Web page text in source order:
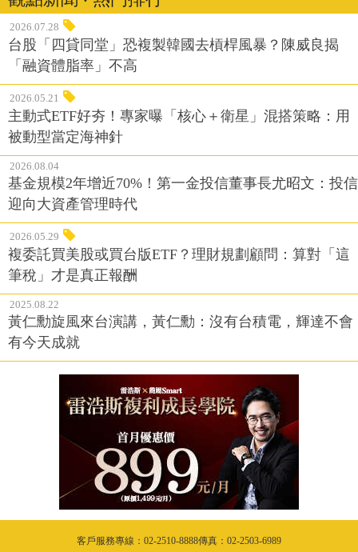
2026.07.28
台股「四貸同堂」恐複製韓國去槓桿風暴？陳威良揭
「融資體脂率」不高
2026.05.21
主動式ETF好夯！專家曝「核心＋衛星」混搭策略：用
被動型當定海神針
2026.08.04
基金規模2年增近70%！第一金投信董事長尤昭文：投信
迎向大資產管理時代
2026.05.29
複委託買美股或買台版ETF？理財規劃顧問：算對「這
筆稅」才是真正報酬
2025.08.22
黃仁勳旋風來台演講，黃仁勳：沒有台積電，輝達不會
有今天成就
客戶服務專線：02-2510-8888傳真：02-2503-6989